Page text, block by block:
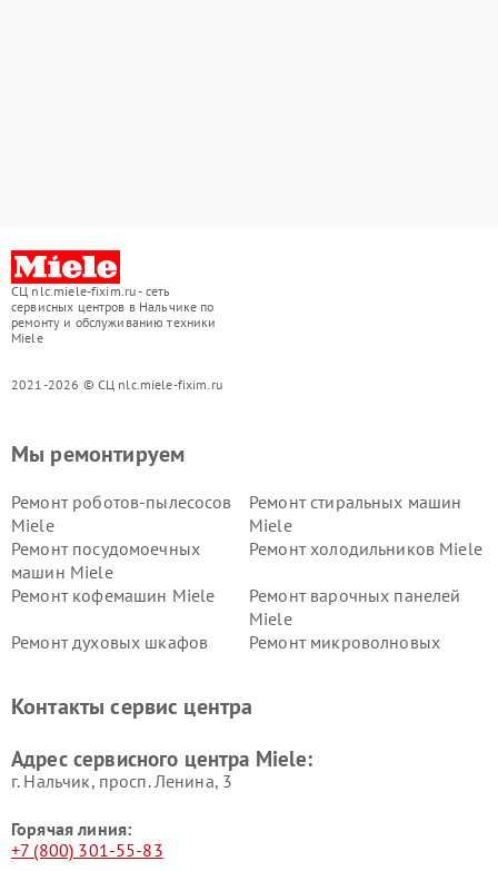
СЦ nlc.miele-fixim.ru - сеть
сервисных центров в Нальчике по
ремонту и обслуживанию техники
Miele
2021-2026 © СЦ nlc.miele-fixim.ru
Мы ремонтируем
Ремонт роботов-пылесосов
Miele
Ремонт стиральных машин
Miele
Ремонт посудомоечных
машин Miele
Ремонт холодильников Miele
Ремонт кофемашин Miele
Ремонт варочных панелей
Miele
Ремонт духовых шкафов
Ремонт микроволновых
Miele
Miele
пылесосов Miele
Контакты сервис центра
Адрес сервисного центра Miele:
г. Нальчик, просп. Ленина, 3
Горячая линия:
+7 (800) 301-55-83